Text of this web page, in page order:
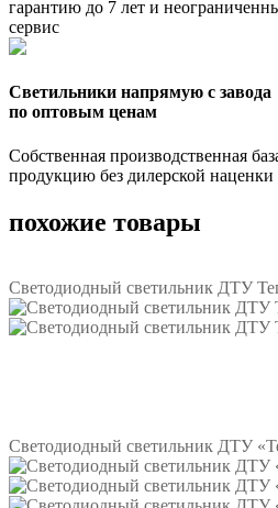
гарантию до 7 лет и
сервис
Светильники напрямую с завода
по оптовым ценам
Собственная производственная
продукцию без дилерской наценки
похожие товары
Светодиодный светильник ДТУ
Светодиодный светильник ДТУ